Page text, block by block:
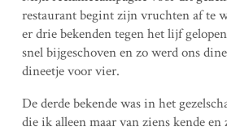
restaurant begint zijn vruchten af te
er drie bekenden tegen het lijf
snel bijgeschoven en zo werd ons
dineetje voor vier.
De derde bekende was in het
die ik alleen maar van ziens kende